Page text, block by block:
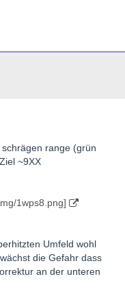
range (grün
~9XX
1wps8.png]
Umfeld wohl
die Gefahr dass
an der unteren